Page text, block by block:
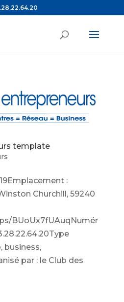
template
:
Churchill, 59240
BUoUx7fUAuqNumér
business,
par : le Club des